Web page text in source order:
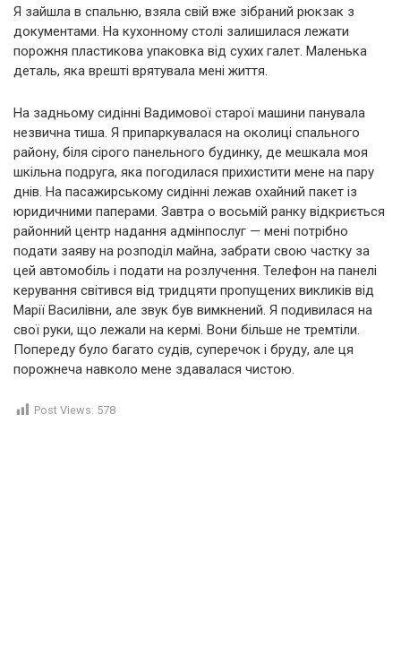
Я зайшла в спальню, взяла свій вже зібраний рюкзак з
документами. На кухонному столі залишилася лежати
порожня пластикова упаковка від сухих галет. Маленька
деталь, яка врешті врятувала мені життя.
На задньому сидінні Вадимової старої машини панувала
незвична тиша. Я припаркувалася на околиці спального
району, біля сірого панельного будинку, де мешкала моя
шкільна подруга, яка погодилася прихистити мене на пару
днів. На пасажирському сидінні лежав охайний пакет із
юридичними паперами. Завтра о восьмій ранку відкриється
районний центр надання адмінпослуг — мені потрібно
подати заяву на розподіл майна, забрати свою частку за
цей автомобіль і подати на розлучення. Телефон на панелі
керування світився від тридцяти пропущених викликів від
Марії Василівни, але звук був вимкнений. Я подивилася на
свої руки, що лежали на кермі. Вони більше не тремтіли.
Попереду було багато судів, суперечок і бруду, але ця
порожнеча навколо мене здавалася чистою.
Post Views: 578